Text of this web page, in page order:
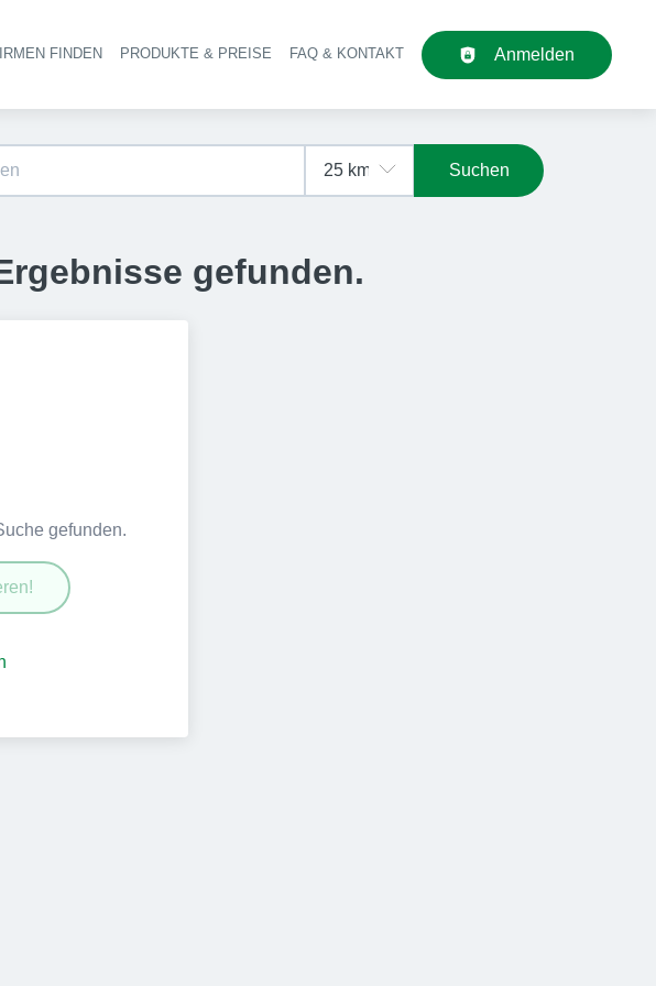
Haupt-Navigation
FINDEN PRODUKTE & PREISE FAQ & KONTAKT Anmelden
Suchen
gefunden.
gefunden.